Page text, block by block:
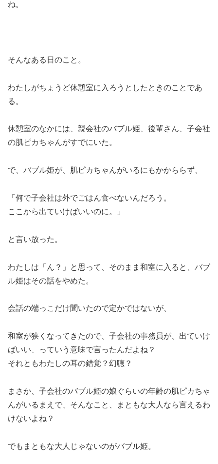
ね。
そんなある日のこと。
わたしがちょうど休憩室に入ろうとしたときのことであ
る。
休憩室のなかには、親会社のバブル姫、後輩さん、子会社
の肌ピカちゃんがすでにいた。
で、バブル姫が、肌ピカちゃんがいるにもかかららず、
「何で子会社は外でごはん食べないんだろう。
ここから出ていけばいいのに。」
と言い放った。
わたしは「ん？」と思って、そのまま和室に入ると、バブ
ル姫はその話をやめた。
会話の端っこだけ聞いたので定かではないが、
和室が狭くなってきたので、子会社の事務員が、出ていけ
ばいい、っていう意味で言ったんだよね？
それともわたしの耳の錯覚？幻聴？
まさか、子会社のバブル姫の娘ぐらいの年齢の肌ピカちゃ
んがいるまえで、そんなこと、まともな大人なら言えるわ
けないよね？
でもまともな大人じゃないのがバブル姫。